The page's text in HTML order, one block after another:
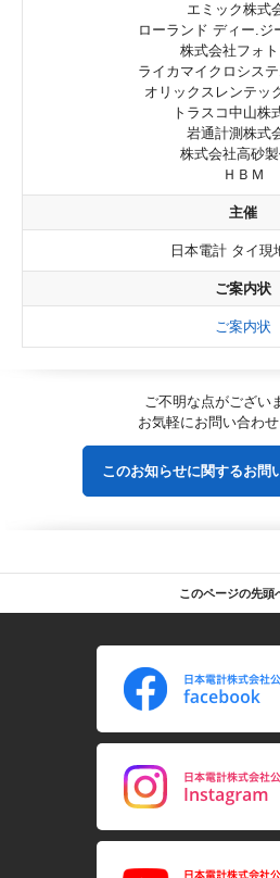
エミック株式
ローランド ディー.ジ
株式会社フォ
ライカマイクロシス
オリックスレンテッ
トラスコ中山株
岩通計測株式
株式会社高砂
ＨＢＭ
主催
日本電計 タイ現
ご案内状
ご案内状
ご不明な点がござい
お気軽にお問い合わせ
このお知らせに関するお問
このページの先頭